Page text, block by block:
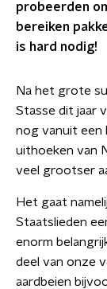
probeerden
bereiken
is hard nodig!
Na het grote
Stasse dit jaar
nog vanuit een
uithoeken van
veel grootser
Het gaat
Staatslieden
enorm
deel van onze
aardbeien